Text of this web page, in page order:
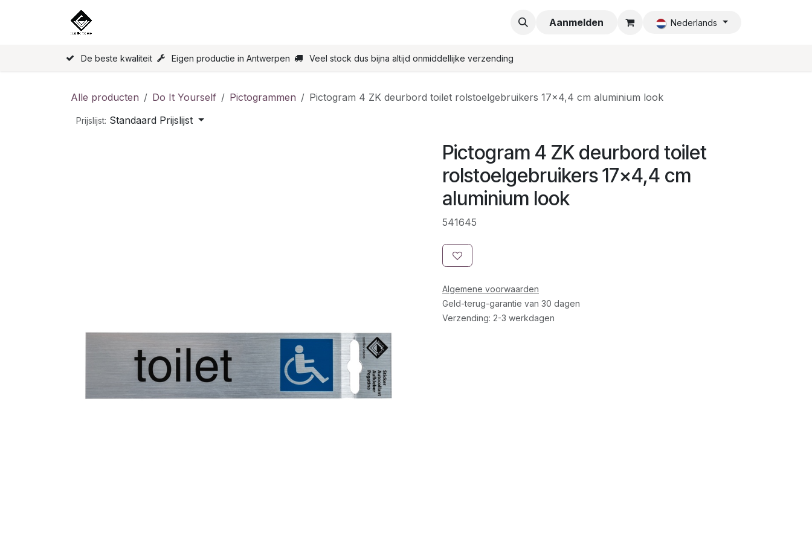
Startpagina Aanmelden Nederlands
De beste kwaliteit Eigen productie in Antwerpen Veel stock dus bijna altijd onmiddellijke verzending
Alle producten Do It Yourself Pictogrammen Pictogram 4 ZK deurbord toilet rolstoelgebruikers 17x4,4 cm aluminium look
Prijslijst: Standaard Prijslijst
Pictogram 4 ZK deurbord toilet
rolstoelgebruikers 17x4,4 cm
aluminium look
541645
Algemene voorwaarden
Geld-terug-garantie van 30 dagen
Verzending: 2-3 werkdagen